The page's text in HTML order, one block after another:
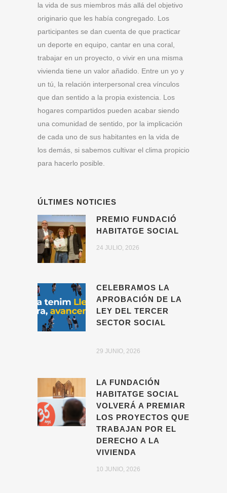
la vida de sus miembros más allá del objetivo
originario que les había congregado. Los
participantes se dan cuenta de que practicar
un deporte en equipo, cantar en una coral,
trabajar en un proyecto, o vivir en una misma
vivienda tiene un valor añadido. Entre un yo y
un tú, la relación interpersonal crea vínculos
que dan sentido a la propia existencia. Los
hogares compartidos pueden acabar siendo
una comunidad de sentido, por la implicación
de cada uno de sus habitantes en la vida de
los demás, si sabemos cultivar el clima propicio
para hacerlo posible.
ÚLTIMES NOTICIES
PREMIO FUNDACIÓ
HABITATGE SOCIAL
24 JULIO, 2026
CELEBRAMOS LA
APROBACIÓN DE LA
LEY DEL TERCER
SECTOR SOCIAL
29 JUNIO, 2026
LA FUNDACIÓN
HABITATGE SOCIAL
VOLVERÁ A PREMIAR
LOS PROYECTOS QUE
TRABAJAN POR EL
DERECHO A LA
VIVIENDA
10 JUNIO, 2026